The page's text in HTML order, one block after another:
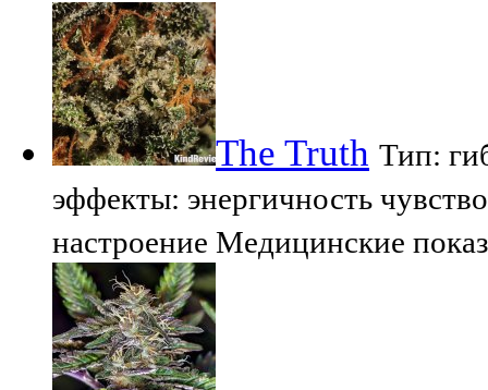
The Truth Тип:
эффекты: энергичность
настроение Медицинские